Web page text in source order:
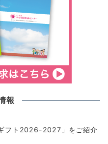
報
フト2026-2027」をご紹介